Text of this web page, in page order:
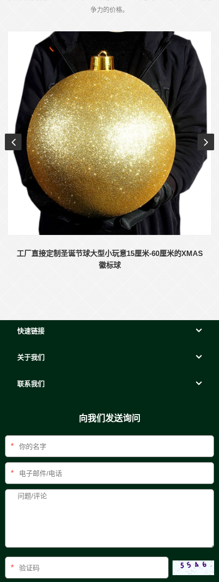
争力的价格。
工厂直接定制圣诞节球大型小玩意15厘米-60厘米的XMAS
徽标球
快速链接
关于我们
联系我们
向我们发送询问
*
*
*